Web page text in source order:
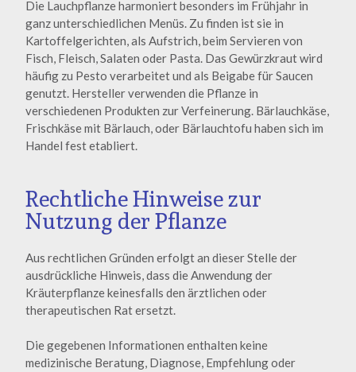
Die Lauchpflanze harmoniert besonders im Frühjahr in
ganz unterschiedlichen Menüs. Zu finden ist sie in
Kartoffelgerichten, als Aufstrich, beim Servieren von
Fisch, Fleisch, Salaten oder Pasta. Das Gewürzkraut wird
häufig zu Pesto verarbeitet und als Beigabe für Saucen
genutzt. Hersteller verwenden die Pflanze in
verschiedenen Produkten zur Verfeinerung. Bärlauchkäse,
Frischkäse mit Bärlauch, oder Bärlauchtofu haben sich im
Handel fest etabliert.
Rechtliche Hinweise zur
Nutzung der Pflanze
Aus rechtlichen Gründen erfolgt an dieser Stelle der
ausdrückliche Hinweis, dass die Anwendung der
Kräuterpflanze keinesfalls den ärztlichen oder
therapeutischen Rat ersetzt.
Die gegebenen Informationen enthalten keine
medizinische Beratung, Diagnose, Empfehlung oder